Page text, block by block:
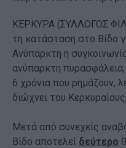
ΚΕΡΚΥΡΑ (ΣΥΛΛΟΓΟΣ
τη κατάσταση στο Βίδο
Ανύπαρκτη η
ανύπαρκτη
6 χρόνια που ρημάζουν,
διώχνει του
Μετά από συνεχείς
Βίδο αποτελεί δεύτερο